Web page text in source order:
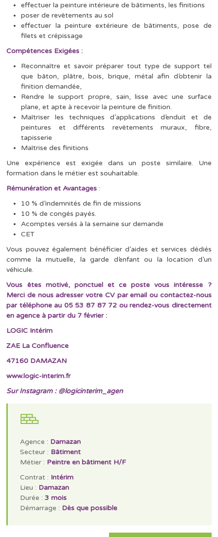
effectuer la peinture intérieure de bâtiments, les finitions
poser de revêtements au sol
effectuer la peinture extérieure de bâtiments, pose de
filets et crépissage
Compétences Exigées :
Reconnaître et savoir préparer tout type de support tel
que bâton, plâtre, bois, brique, métal afin d’obtenir la
finition demandée,
Rendre le support propre, sain, lisse avec une surface
plane, et apte à recevoir la peinture de finition.
Maîtriser les techniques d’applications d’enduit et de
peintures et différents revêtements muraux, fibre,
tapisserie
Maîtrise des finitions
Une expérience est exigée dans un poste similaire. Une
formation dans le métier est souhaitable.
Rémunération et Avantages :
10 % d’indemnités de fin de missions
10 % de congés payés.
Acomptes versés à la semaine sur demande
CET
Vous pouvez également bénéficier d’aides et services dédiés
comme la mutuelle, la garde d’enfant ou la location d’un
véhicule.
Vous êtes motivé, ponctuel et ce poste vous intéresse ?
Merci de nous adresser votre CV par email ou contactez-nous
par téléphone au 05 53 87 87 72 ou rendez-vous directement
en agence à partir du 7 février :
LOGIC Intérim
ZAE La Confluence
47160 DAMAZAN
www.logic-interim.fr
Sur Instagram : @logicinterim_agen
Agence : Damazan
Secteur : Bâtiment
Métier : Peintre en bâtiment H/F
Contrat : Intérim
Lieu : Damazan
Durée :3 mois
Démarrage : Dès que possible